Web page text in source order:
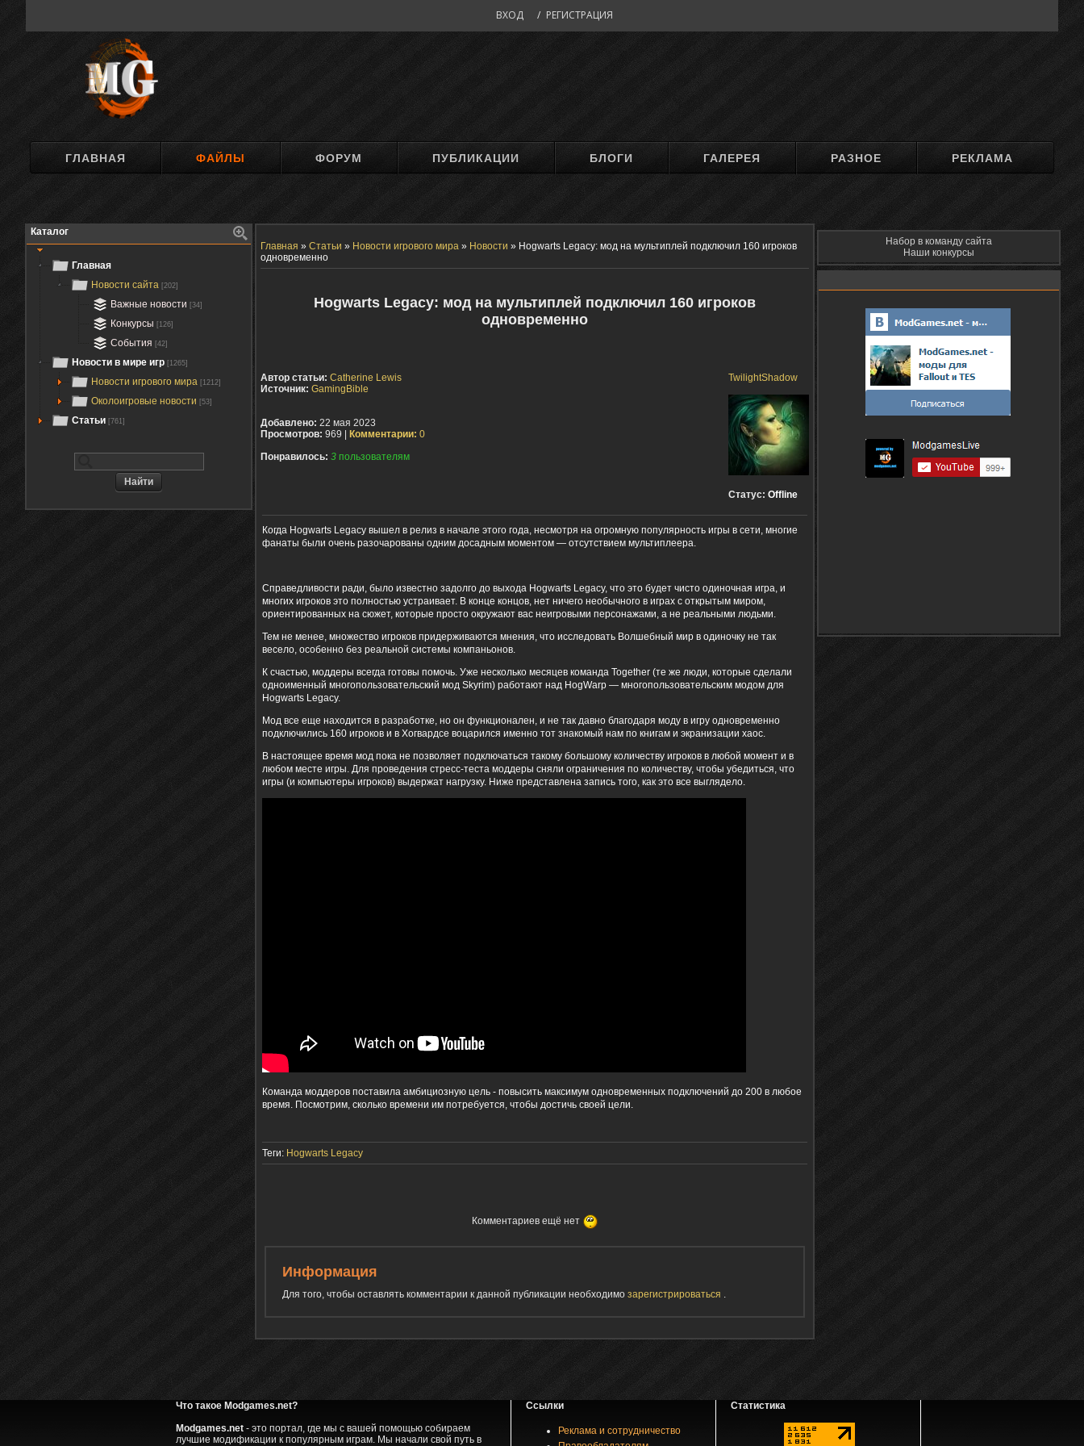
ВХОД / РЕГИСТРАЦИЯ
ГЛАВНАЯ ФАЙЛЫ ФОРУМ ПУБЛИКАЦИИ БЛОГИ ГАЛЕРЕЯ РАЗНОЕ РЕКЛАМА
Каталог
Главная
Новости сайта [202]
Важные новости [34]
Конкурсы [126]
События [42]
Новости в мире игр [1265]
Новости игрового мира [1212]
Околоигровые новости [53]
Статьи [761]
Главная » Статьи » Новости игрового мира » Новости » Hogwarts Legacy: мод на мультиплей подключил 160 игроков
одновременно
Hogwarts Legacy: мод на мультиплей подключил 160 игроков
одновременно
TwilightShadow
Статус: Offline
Автор статьи: Catherine Lewis
Источник: GamingBible
Добавлено: 22 мая 2023
Просмотров: 969 | Комментарии: 0
Понравилось: 3 пользователям
Когда Hogwarts Legacy вышел в релиз в начале этого года, несмотря на огромную популярность игры в сети, многие
фанаты были очень разочарованы одним досадным моментом — отсутствием мультиплеера.
Справедливости ради, было известно задолго до выхода Hogwarts Legacy, что это будет чисто одиночная игра, и
многих игроков это полностью устраивает. В конце концов, нет ничего необычного в играх с открытым миром,
ориентированных на сюжет, которые просто окружают вас неигровыми персонажами, а не реальными людьми.
Тем не менее, множество игроков придерживаются мнения, что исследовать Волшебный мир в одиночку не так
весело, особенно без реальной системы компаньонов.
К счастью, моддеры всегда готовы помочь. Уже несколько месяцев команда Together (те же люди, которые сделали
одноименный многопользовательский мод Skyrim) работают над HogWarp — многопользовательским модом для
Hogwarts Legacy.
Мод все еще находится в разработке, но он функционален, и не так давно благодаря моду в игру одновременно
подключились 160 игроков и в Хогвардсе воцарился именно тот знакомый нам по книгам и экранизации хаос.
В настоящее время мод пока не позволяет подключаться такому большому количеству игроков в любой момент и в
любом месте игры. Для проведения стресс-теста моддеры сняли ограничения по количеству, чтобы убедиться, что
игры (и компьютеры игроков) выдержат нагрузку. Ниже представлена запись того, как это все выглядело.
Команда моддеров поставила амбициозную цель - повысить максимум одновременных подключений до 200 в любое
время. Посмотрим, сколько времени им потребуется, чтобы достичь своей цели.
Теги: Hogwarts Legacy
Комментариев ещё нет
Информация
Для того, чтобы оставлять комментарии к данной публикации необходимо зарегистрироваться .
Набор в команду сайта
Наши конкурсы
Что такое Modgames.net?
Modgames.net- это портал, где мы с вашей помощью собираем
лучшие модификации к популярным играм. Мы начали свой путь в
Ссылки
Реклама и сотрудничество
Статистика